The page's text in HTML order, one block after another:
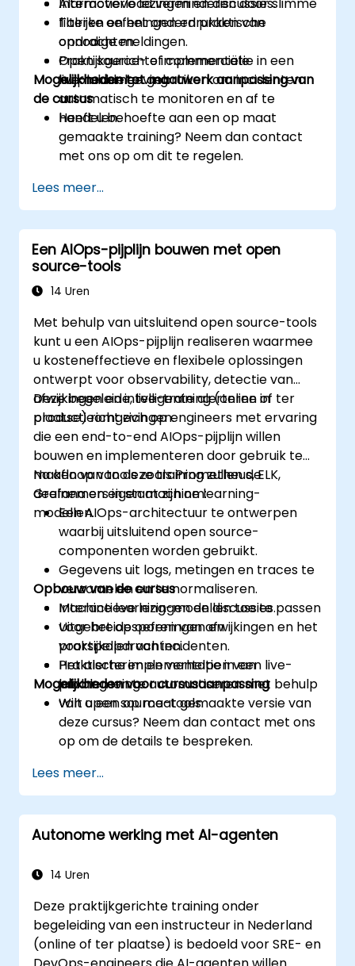
filteren en het onderdrukken van
onnodige meldingen.
Open source- of commerciële
hulpmiddelen gebruiken om incidenten
automatisch te monitoren en af te
handelen.
Talrijke oefeningen en praktische
opdrachten.
Praktijkgerichte implementatie in een
live-labomgeving.
Mogelijkheden tot maatwerk aanpassing van
de cursus
Heeft u behoefte aan een op maat
gemaakte training? Neem dan contact
met ons op om dit te regelen.
Lees meer...
Een AIOps-pijplijn bouwen met open
source-tools
14 Uren
Met behulp van uitsluitend open source-tools
kunt u een AIOps-pijplijn realiseren waarmee
u kosteneffectieve en flexibele oplossingen
ontwerpt voor observability, detectie van
afwijkingen en intelligente alerteren in
productieomgevingen.
Deze begeleide, live-training (online of ter
plaatse) richt zich op engineers met ervaring
die een end-to-end AIOps-pijplijn willen
bouwen en implementeren door gebruik te
maken van tools zoals Prometheus, ELK,
Grafana en eigen machine learning-
modellen.
Na afloop van deze training zullen de
deelnemers in staat zijn om:
Een AIOps-architectuur te ontwerpen
waarbij uitsluitend open source-
componenten worden gebruikt.
Gegevens uit logs, metingen en traces te
verzamelen en te normaliseren.
Machine learning-modellen toe te passen
voor het opsporen van afwijkingen en het
voorspellen van incidenten.
Het alerteren en verhelpen van
problemen te automatiseren met behulp
van open source-tools.
Opbouw van de cursus
Interactieve lezingen en discussies.
Uitgebreide oefeningen en
praktijkopdrachten.
Praktische implementatie in een live-
labomgeving.
Mogelijkheden voor cursusaanpassing
Wilt u een op maat gemaakte versie van
deze cursus? Neem dan contact met ons
op om de details te bespreken.
Lees meer...
Autonome werking met AI-agenten
14 Uren
Deze praktijkgerichte training onder
begeleiding van een instructeur in Nederland
(online of ter plaatse) is bedoeld voor SRE- en